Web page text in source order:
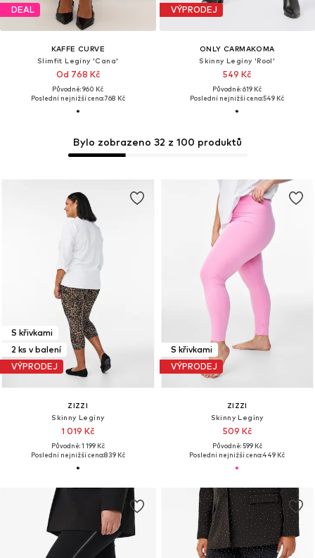
DEAL
KAFFE CURVE
Slimfit Legíny 'Cana'
Od 768 Kč
Původně: 960 Kč
Poslední nejnižší cena:768 Kč
VÝPRODEJ
ONLY CARMAKOMA
Skinny Legíny 'Rool'
549 Kč
Původně: 619 Kč
Poslední nejnižší cena:549 Kč
Bylo zobrazeno 32 z 100 produktů
S křivkami
2 ks v balení
VÝPRODEJ
ZIZZI
Skinny Legíny
1 019 Kč
Původně: 1 199 Kč
Poslední nejnižší cena:839 Kč
S křivkami
VÝPRODEJ
ZIZZI
Skinny Legíny
509 Kč
Původně: 599 Kč
Poslední nejnižší cena:449 Kč